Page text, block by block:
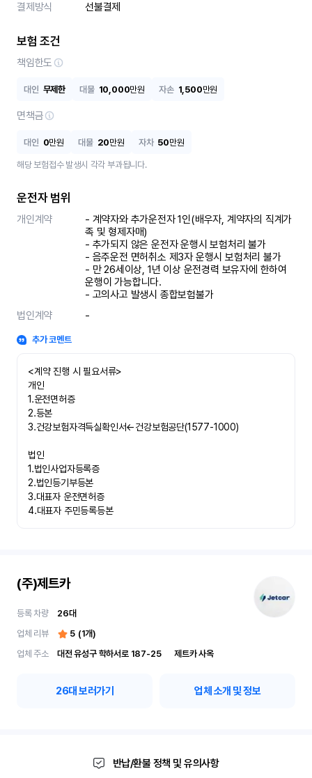
결제방식
선불결제
보험 조건
책임한도
대인 무제한 대물 10,000만원 자손 1,500만원
면책금
대인 0만원 대물 20만원 자차 50만원
해당 보험접수 발생시 각각 부과됩니다.
운전자 범위
개인계약
- 계약자와 추가운전자 1인(배우자, 계약자의 직계가
족 및 형제자매)
- 추가되지 않은 운전자 운행시 보험처리 불가
- 음주운전 면허취소 제3자 운행시 보험처리 불가
- 만 26세이상, 1년 이상 운전경력 보유자에 한하여
운행이 가능합니다.
- 고의사고 발생시 종합보험불가
법인계약
-
추가 코멘트
<계약 진행 시 필요서류>
개인
1.운전면허증
2.등본
3.건강보험자격득실확인서←건강보험공단(1577-1000)
법인
1.법인사업자등록증
2.법인등기부등본
3.대표자 운전면허증
4.대표자 주민등록등본
(주)제트카
등록 차량 26대
업체 리뷰
5 (1개)
업체 주소
대전 유성구 학하서로 187-25	제트카 사옥
26대 보러가기 업체 소개 및 정보
반납/환불 정책 및 유의사항